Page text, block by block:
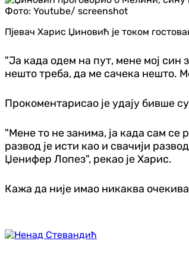
Фото: Youtube/ screenshot
Пјевач Харис Џиновић је током
"Ја када одем на пут, мене мој син
нешто треба, да ме сачека нешто.
Прокоментарисао је удају бивше
"Мене то не занима, ја када сам се
развод је исти као и свачији
Џенифер Лопез", рекао је Харис.
Кажа да није имао никаква